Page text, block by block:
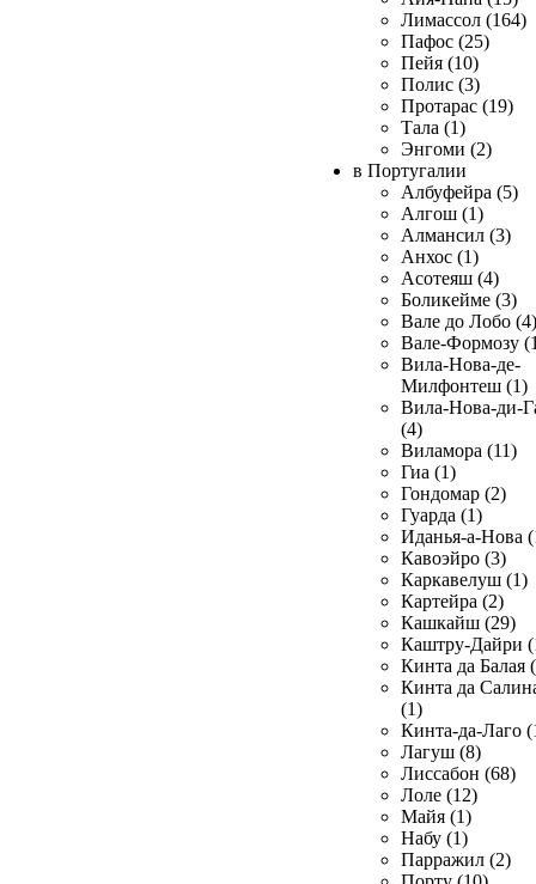
Лимассол (164)
Пафос (25)
Пейя (10)
Полис (3)
Протарас (19)
Тала (1)
Энгоми (2)
в Португалии
Албуфейра (5)
Алгош (1)
Алмансил (3)
Анхос (1)
Асотеяш (4)
Боликейме (3)
Вале до Лобо (4)
Вале-Формозу
Вила-Нова-де-
Милфонтеш (1)
Вила-Нова-ди-
(4)
Виламора (11)
Гиа (1)
Гондомар (2)
Гуарда (1)
Иданья-а-Нова
Кавоэйро (3)
Каркавелуш (1)
Картейра (2)
Кашкайш (29)
Каштру-Дайри
Кинта да Балая
Кинта да
(1)
Кинта-да-Лаго
Лагуш (8)
Лиссабон (68)
Лоле (12)
Майя (1)
Набу (1)
Парражил (2)